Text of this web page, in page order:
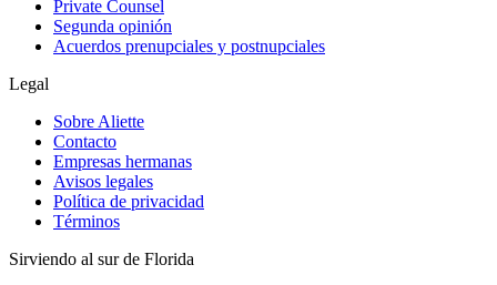
Private Counsel
Segunda opinión
Acuerdos prenupciales y postnupciales
Legal
Sobre Aliette
Contacto
Empresas hermanas
Avisos legales
Política de privacidad
Términos
Sirviendo al sur de Florida